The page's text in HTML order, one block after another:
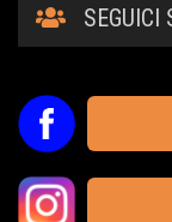
SEGUICI